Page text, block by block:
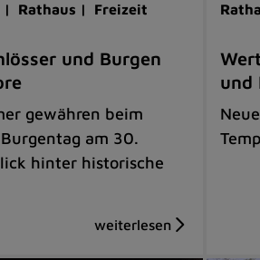
| Rathaus | Freizeit
und Burgen
gewähren beim
am 30.
hinter historische
und